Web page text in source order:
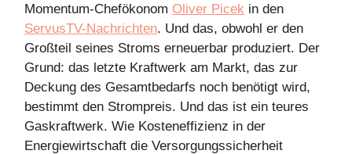
Momentum-Chefökonom Oliver Picek in den
ServusTV-Nachrichten. Und das, obwohl er den
Großteil seines Stroms erneuerbar produziert. Der
Grund: das letzte Kraftwerk am Markt, das zur
Deckung des Gesamtbedarfs noch benötigt wird,
bestimmt den Strompreis. Und das ist ein teures
Gaskraftwerk. Wie Kosteneffizienz in der
Energiewirtschaft die Versorgungssicherheit